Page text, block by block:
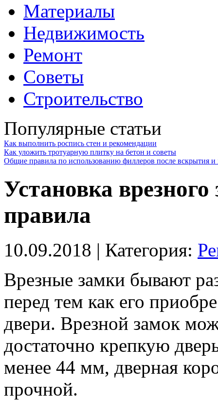
Материалы
Недвижимость
Ремонт
Советы
Строительство
Популярные статьи
Как выполнить роспись стен и рекомендации
Как уложить тротуарную плитку на бетон и советы
Общие правила по использованию филлеров после вскрытия и
Установка
правила
10.09.2018 | Категория:
Врезные замки бывают
перед тем как его
двери. Врезной замок
достаточно крепкую
менее 44 мм, дверная
прочной.